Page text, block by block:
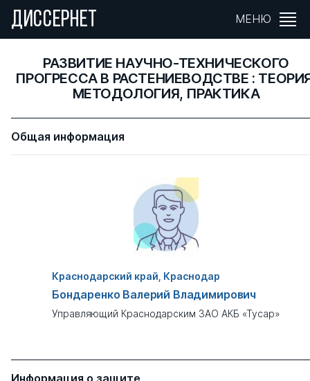
ДИССЕРНЕТ МЕНЮ
РАЗВИТИЕ НАУЧНО-ТЕХНИЧЕСКОГО
ПРОГРЕССА В РАСТЕНИЕВОДСТВЕ :
МЕТОДОЛОГИЯ, ПРАКТИКА
Общая информация
Краснодарский край, Краснодар
Бондаренко Валерий Владимирович
Управляющий Краснодарским ЗАО АКБ «Тусар»
Информация о защите